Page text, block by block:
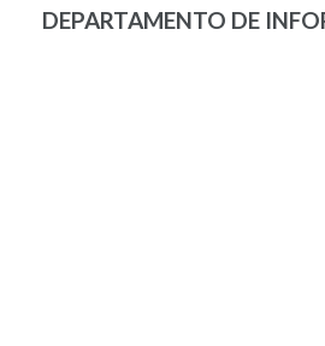
DEPARTAMENTO DE